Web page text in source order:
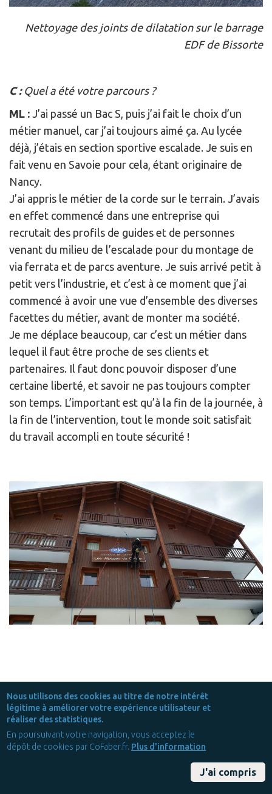
Nettoyage des joints de dilatation sur le barrage
EDF de Bissorte
C :Quel a été votre parcours ?
ML : J’ai passé un Bac S, puis j’ai fait le choix d’un
métier manuel, car j’ai toujours aimé ça. Au lycée
déjà, j’étais en section sportive escalade. Je suis en
fait venu en Savoie pour cela, étant originaire de
Nancy.
J’ai appris le métier de la corde sur le terrain. J’avais
en effet commencé dans une entreprise qui
recrutait des profils de guides et de personnes
venant du milieu de l’escalade pour du montage de
via ferrata et de parcs aventure. Je suis arrivé petit à
petit vers l’industrie, et c’est à ce moment que j’ai
commencé à avoir une vue d’ensemble des diverses
facettes du métier, avant de monter ma société.
Je me déplace beaucoup, car c’est un métier dans
lequel il faut être proche de ses clients et
partenaires. Il faut donc pouvoir disposer d’une
certaine liberté, et savoir ne pas toujours compter
son temps. L’important est qu’à la fin de la journée, à
la fin de l’intervention, tout le monde soit satisfait
du travail accompli en toute sécurité !
Nous utilisons des cookies au titre de notre intérêt
légitime à améliorer votre expérience utilisateur et
réaliser des statistiques.
En poursuivant votre navigation, vous acceptez le
dépôt de cookies par CoFaber.fr. Plus d'information
J'ai compris